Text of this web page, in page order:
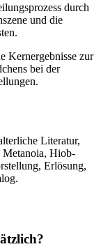
durch
und die
Kernergebnisse zur
bei der
Literatur,
Metanoia, Hiob-
Erlösung,